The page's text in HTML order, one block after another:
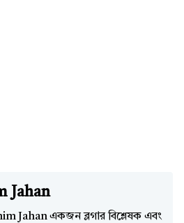
Jahan
Jahan একজন ব্লগার বিশ্লেষক এবং